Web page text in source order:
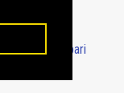
-Intrebari